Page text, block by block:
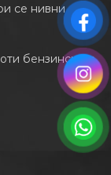
се нивни
бензинската